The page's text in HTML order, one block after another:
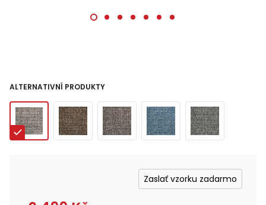
ALTERNATIVNÍ PRODUKTY
Zaslať vzorku zadarmo